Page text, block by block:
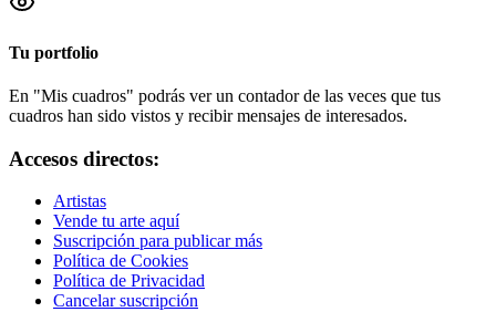
Tu portfolio
En "Mis cuadros" podrás ver un contador de las veces que tus
cuadros han sido vistos y recibir mensajes de interesados.
Accesos directos:
Artistas
Vende tu arte aquí
Suscripción para publicar más
Política de Cookies
Política de Privacidad
Cancelar suscripción